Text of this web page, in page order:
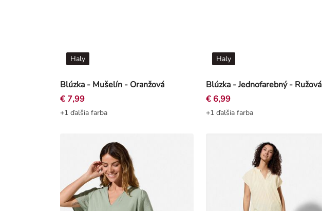
Blúzka - Mušelín - Oranžová
Haly
€ 7,99
+1 ďalšia farba
Blúzka - Jednofarebný - Ružová
Haly
€ 6,99
+1 ďalšia farba